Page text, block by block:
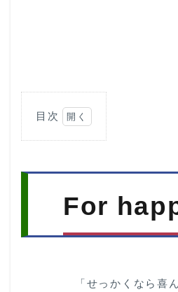
目次
2
3
For
「せっかくなら喜